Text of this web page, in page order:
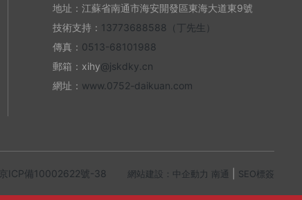
地址：江蘇省南通市海安開發區東海大道東9號
技術支持： 13773688588（丁先生）
傳真： 0513-68101988
郵箱：xihy@jskdky.cn
網址： www.0752-daikuan.com
京ICP備10002622號-38 網站建設：中企動力 南通 SEO標簽